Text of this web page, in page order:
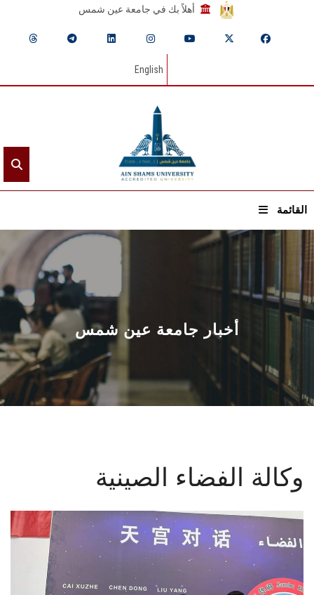
أهلاً بك في جامعة عين شمس
English
القائمة
الرئيسيـة
عن الجامعة
القطاعـات
الشئون الأكاديمية
البحث العلمي
الأنظمة الذكية
أخبار جامعة عين شمس
وكالة الفضاء الصينية